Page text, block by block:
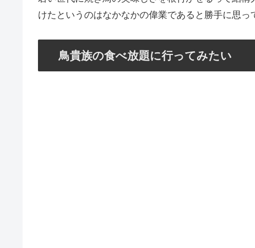
鳥貴族の食べ放題に行ってみたい